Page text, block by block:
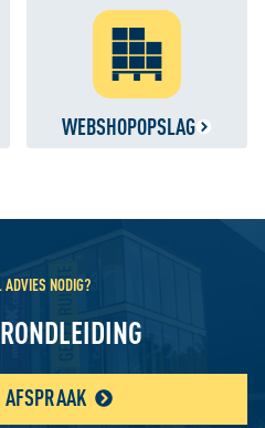
WEBSHOPOPSLAG
NODIG?